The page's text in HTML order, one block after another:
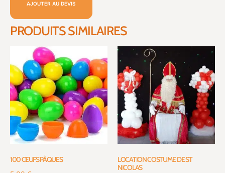
AJOUTER AU DEVIS
PRODUITS SIMILAIRES
100 ŒUFS PÂQUES
LOCATION COSTUME DE ST
NICOLAS